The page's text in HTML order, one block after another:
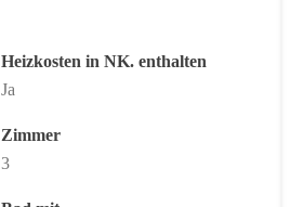
Heizkosten in NK. enthalten
Ja
Zimmer
3